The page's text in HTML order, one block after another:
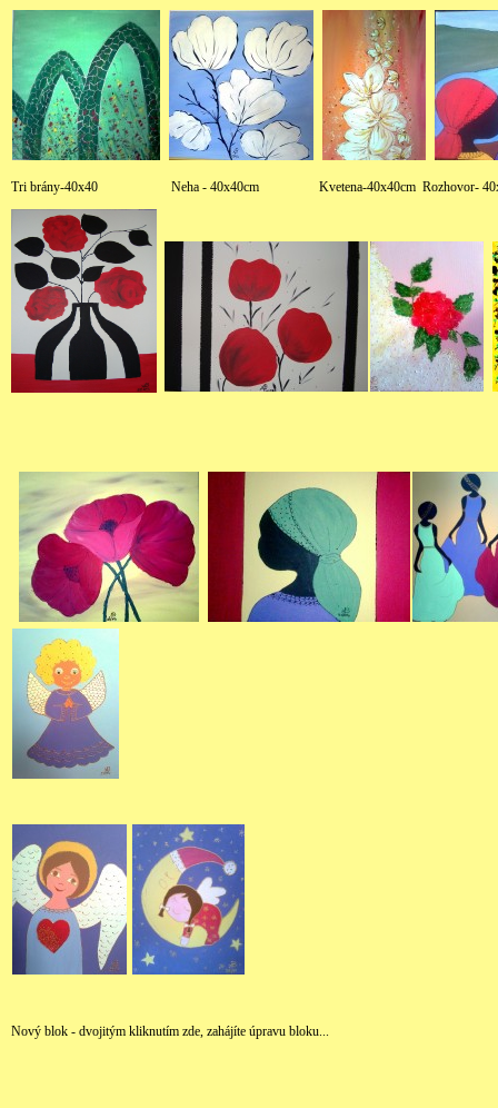
Tri brány-40x40 Neha - 40x40cm Kvetena-40x40cm
Nový blok - dvojitým kliknutím zde, zahájíte úpravu bloku...